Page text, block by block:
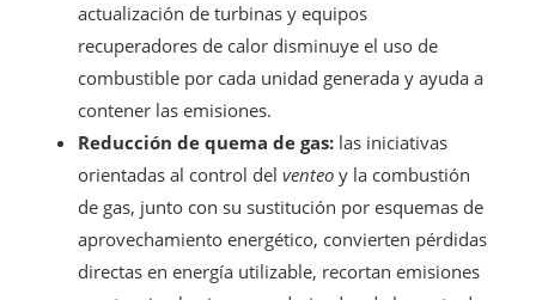
actualización de turbinas y equipos
recuperadores de calor disminuye el uso de
combustible por cada unidad generada y ayuda a
contener las emisiones.
Reducción de quema de gas: las iniciativas
orientadas al control del venteo y la combustión
de gas, junto con su sustitución por esquemas de
aprovechamiento energético, convierten pérdidas
directas en energía utilizable, recortan emisiones